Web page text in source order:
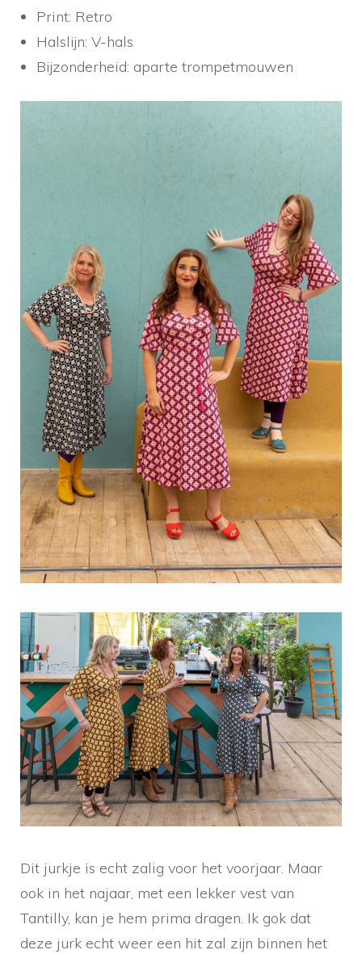
Print: Retro
Halslijn: V-hals
Bijzonderheid: aparte trompetmouwen
Dit jurkje is echt zalig voor het voorjaar. Maar
ook in het najaar, met een lekker vest van
Tantilly, kan je hem prima dragen. Ik gok dat
deze jurk echt weer een hit zal zijn binnen het